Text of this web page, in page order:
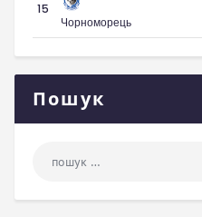
15
Чорноморець
Пошук